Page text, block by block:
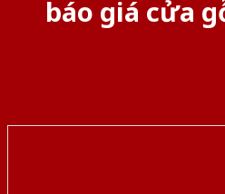
báo giá cửa